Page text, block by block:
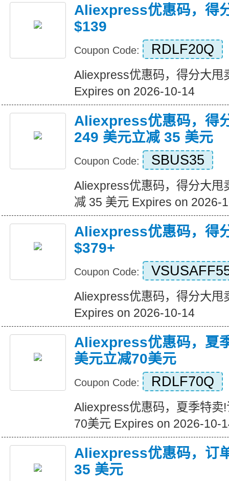
Aliexpress优惠码，得
$139
Coupon Code: RDLF20Q
Aliexpress优惠码，得分大甩
Expires on 2026-10-14
Aliexpress优惠码，得
249 美元立减 35 美元
Coupon Code: SBUS35
Aliexpress优惠码，得分大甩
减 35 美元 Expires on 2026-
Aliexpress优惠码，得
$379+
Coupon Code:
Aliexpress优惠码，得分大甩
Expires on 2026-10-14
Aliexpress优惠码，夏
美元立减70美元
Coupon Code: RDLF70Q
Aliexpress优惠码，夏季特卖
70美元 Expires on 2026-10-
Aliexpress优惠码，订
35 美元